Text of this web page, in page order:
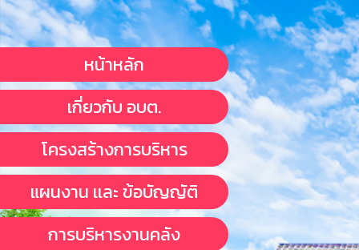
หน้าหลัก
เกี่ยวกับ อบต.
โครงสร้างการบริหาร
แผนงาน เเละ ข้อบัญญัติ
การบริหารงานคลัง